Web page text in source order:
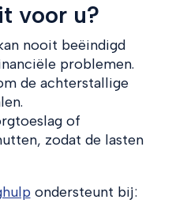
voor u?
nooit beëindigd
problemen.
de achterstallige
of
zodat de lasten
ondersteunt bij: